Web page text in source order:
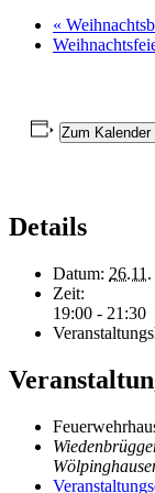
«
Zum Kalender
Details
Datum: 26.11.
Zeit:
19:00 - 21:30